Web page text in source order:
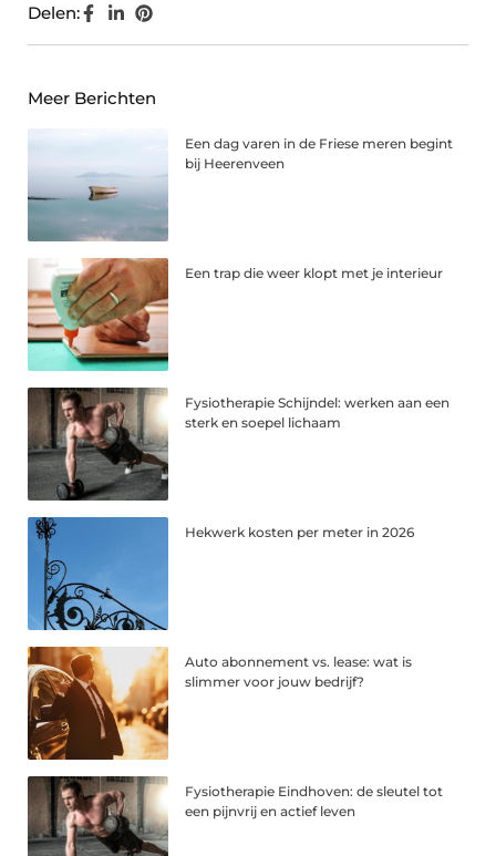
Delen:
Meer Berichten
Een dag varen in de Friese meren begint
bij Heerenveen
Een trap die weer klopt met je interieur
Fysiotherapie Schijndel: werken aan een
sterk en soepel lichaam
Hekwerk kosten per meter in 2026
Auto abonnement vs. lease: wat is
slimmer voor jouw bedrijf?
Fysiotherapie Eindhoven: de sleutel tot
een pijnvrij en actief leven